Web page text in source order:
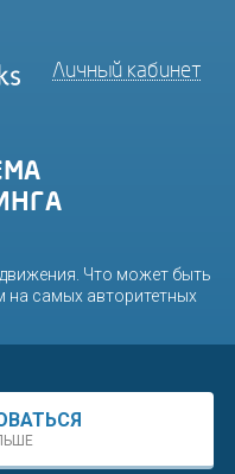
Личный кабинет
Что может быть
на самых авторитетных